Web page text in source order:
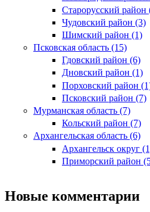
Старорусский район
Чудовский район (3)
Шимский район (1)
Псковская область (15)
Гдовский район (6)
Дновский район (1)
Порховский район
Псковский район (7)
Мурманская область (7)
Кольский район (7)
Архангельская область (6)
Архангельск округ
Приморский район
Новые комментарии